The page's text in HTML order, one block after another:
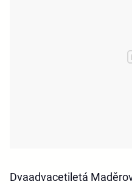
Dvaadvacetiletá